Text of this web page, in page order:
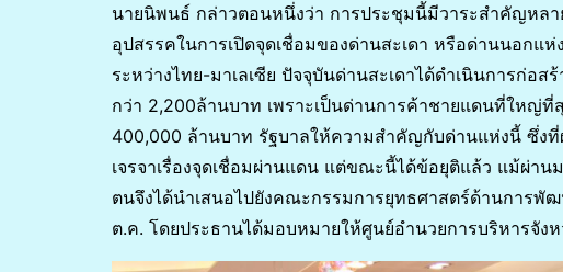
นายนิพนธ์ กล่าวตอนหนึ่งว่า การประชุมนี้มีวาระสำคัญหล
อุปสรรคในการเปิดจุดเชื่อมของด่านสะเดา หรือด่านนอกแ
ระหว่างไทย-มาเลเซีย ปัจจุบันด่านสะเดาได้ดําเนินการก่อส
กว่า 2,200ล้านบาท เพราะเป็นด่านการค้าชายแดนที่ใหญ่ที่
400,000 ล้านบาท รัฐบาลให้ความสำคัญกับด่านแห่งนี้ ซึ่งที่
เจรจาเรื่องจุดเชื่อมผ่านแดน แต่ขณะนี้ได้ข้อยุติแล้ว แม้ผ่า
ตนจึงได้นำเสนอไปยังคณะกรรมการยุทธศาสตร์ด้านการพั
ต.ค. โดยประธานได้มอบหมายให้ศูนย์อำนวยการบริหารจัง